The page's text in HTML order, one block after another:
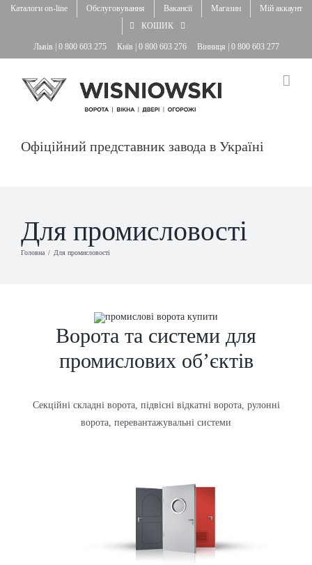
SkipКаталоги on-line Обслуговування Вакансії Магазин
Мій аккаунт
КОШИК
Львів | 0 800 603 275 Київ | 0 800 603 276 Вінниця | 0 800 603 277
Офіційний представник завода в Україні
Для промисловості
Головна Для промисловості
Ворота та системи для
промислових об’єктів
Секційні складні ворота, підвісні відкатні ворота, рулонні
ворота, перевантажувальні системи